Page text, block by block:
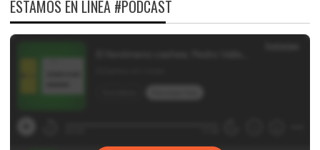
ESTAMOS EN LÍNEA #PODCAST